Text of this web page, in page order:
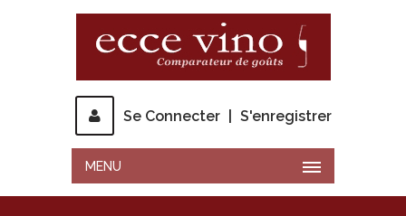
Se Connecter S'enregistrer
MENU